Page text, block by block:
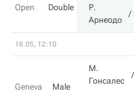
Open
Double
Р.
Арнеодо
18.05, 12:10
Geneva
Male
М.
Гонсалес